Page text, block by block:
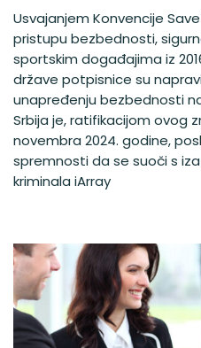
Usvajanjem Konvencije
pristupu bezbednosti,
sportskim događajima iz
države potpisnice su
unapređenju bezbednosti
Srbija je, ratifikacijom ovog
novembra 2024. godine,
spremnosti da se suoči s
kriminala iArray